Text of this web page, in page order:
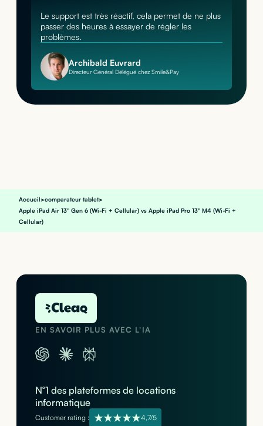
Le support est très réactif, cela permet de ne plus
passer des heures à essayer de régler les
problèmes.
Archibald Euvrard
Directeur Général Délégué chez Smile&Pay
Accueil>comparateur tablet>
Apple iPad Air 13" Gen 6 (Wi-Fi + Cellular) vs Apple iPad Pro 13" M4 (Wi-Fi +
Cellular)
EN SAVOIR PLUS AVEC L'IA
N°1 des plateformes de locations
informatique
Customer rating : 4,7/5